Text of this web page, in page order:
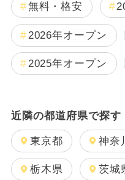
無料・格安
2026年オープン
2025年オープン
週末イベント関東パ
2024年のイベント
2025年11月のイベ
近隣の都道府県で探す
東京都 神奈
栃木県 茨城